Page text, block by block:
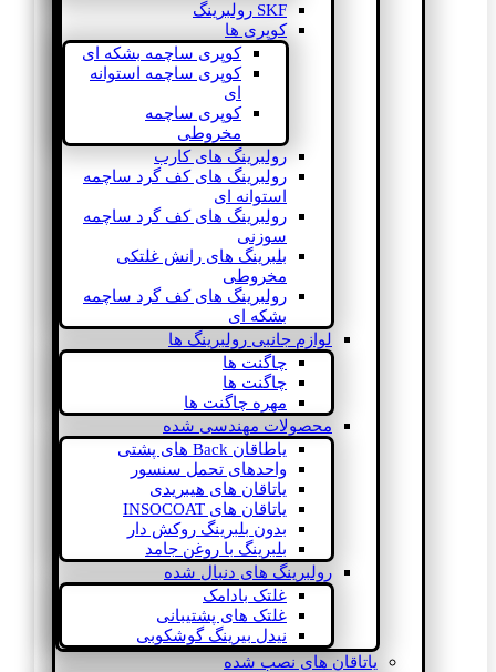
SKF رولبرینگ
کوپری ها
کوپری ساچمه بشکه ای
کوپری ساچمه استوانه
ای
کوپری ساچمه
مخروطی
رولبرینگ های کارب
رولبرینگ های کف گرد ساچمه
استوانه ای
رولبرینگ های کف گرد ساچمه
سوزنی
بلبرینگ های رانش غلتکی
مخروطی
رولبرینگ های کف گرد ساچمه
بشکه ای
لوازم جانبی رولبرینگ ها
چاگنت ها
چاگنت ها
مهره چاگنت ها
محصولات مهندسی شده
یاطاقان Back های پشتی
واحدهای تحمل سنسور
یاتاقان های هیبریدی
یاتاقان های INSOCOAT
بدون بلبرینگ روکش دار
بلبرینگ با روغن جامد
رولبرینگ های دنبال شده
غلتک بادامک
غلتک های پشتیبانی
نیدل بیرینگ گوشکوبی
یاتاقان های نصب شده